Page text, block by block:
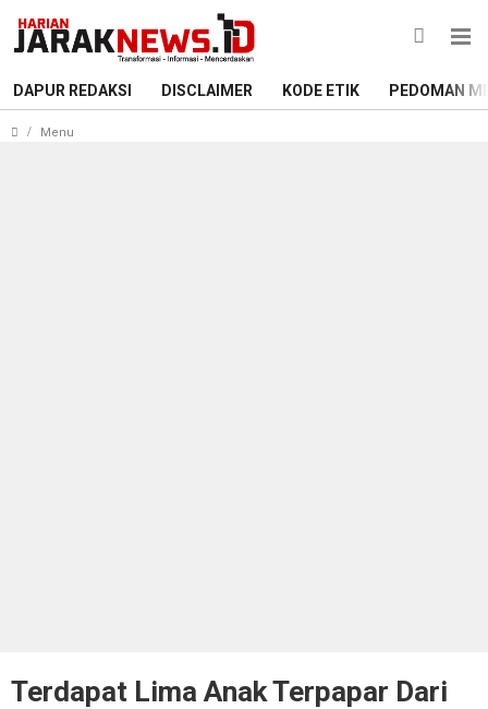
DAPUR REDAKSI DISCLAIMER KODE ETIK PEDOMAN
Menu
Terdapat Lima Anak Terpapar Dari